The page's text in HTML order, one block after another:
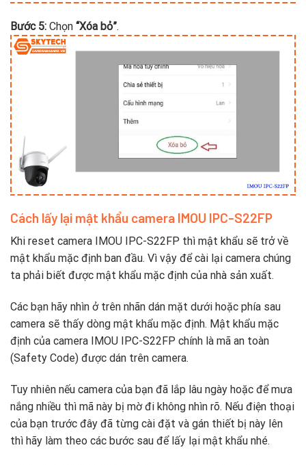
Bước 5: Chọn “Xóa bỏ”.
Cách lấy lại mật khẩu camera IMOU IPC-S22FP
Khi reset camera IMOU IPC-S22FP thì mật khẩu sẽ trở về
mật khẩu mặc định ban đầu. Vì vậy để cài lại camera chúng
ta phải biết được mật khẩu mặc định của nhà sản xuất.
Các bạn hãy nhìn ở trên nhãn dán mặt dưới hoặc phía sau
camera sẽ thấy dòng mật khẩu mặc định. Mật khẩu mặc
định của camera IMOU IPC-S22FP chính là mã an toàn
(Safety Code) được dán trên camera.
Tuy nhiên nếu camera của bạn đã lắp lâu ngày hoặc để mưa
nắng nhiều thì mã này bị mờ đi không nhìn rõ. Nếu điện thoại
của bạn trước đây đã từng cài đặt và gán thiết bị này lên
thì hãy làm theo các bước sau để lấy lại mật khẩu nhé.